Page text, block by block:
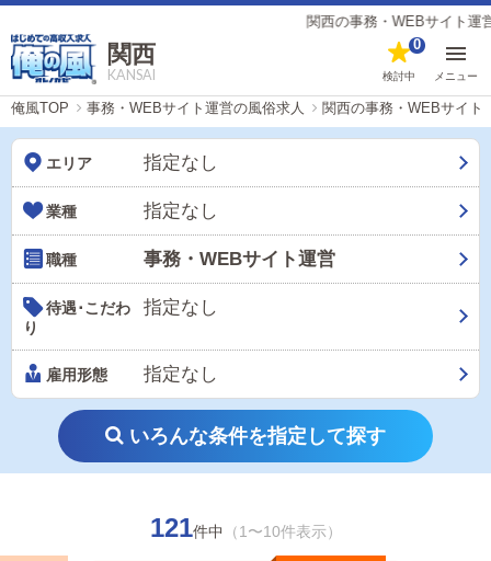
関西の事務・WEBサイト運営の風俗男性求人
関西
KANSAI 検討中
0
メニュー
俺風TOP 事務・WEBサイト運営の風俗求人 関西の事務・WEBサイト
エリア 指定なし
業種 指定なし
職種 事務・WEBサイト運営
待遇･こだわ
り
指定なし
雇用形態 指定なし
いろんな条件を指定して探す
121件中 （1〜10件表示）